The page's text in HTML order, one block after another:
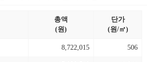
총액
(원)
단가
(원/㎡)
8,722,015 506